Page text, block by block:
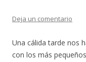
Deja un comentario
Una cálida tarde nos
con los más